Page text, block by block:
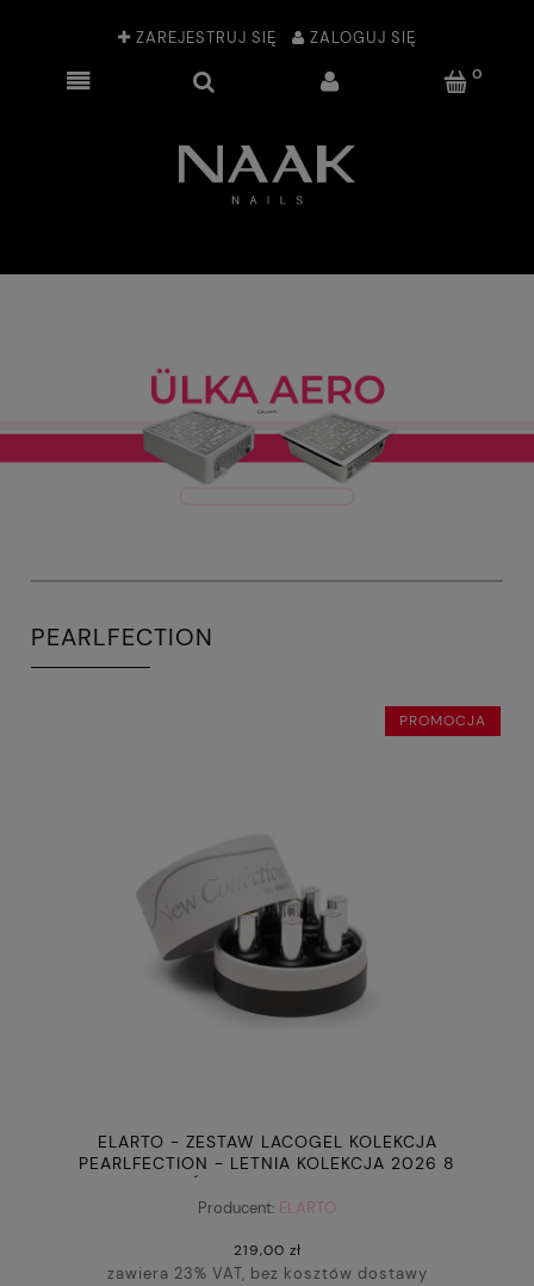
ZAREJESTRUJ SIĘ ZALOGUJ SIĘ
PEARLFECTION
ELARTO - ZESTAW LACOGEL KOLEKCJA
PEARLFECTION - LETNIA KOLEKCJA 2026 8
Producent: ELARTO
219,00 zł
zawiera 23% VAT, bez kosztów dostawy
PROMOCJA